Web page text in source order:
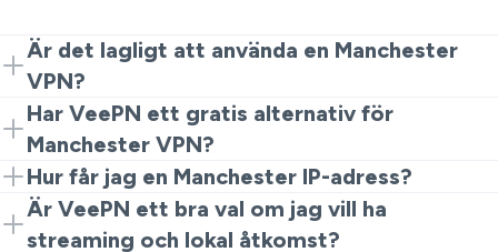
Är det lagligt att använda en Manchester
VPN?
Ja. Att använda en VPN för integritet och säkerhet är
lagligt på de flesta ställen, inklusive Manchester.
Använd den bara som vanligt och följ lokala regler.
Har VeePN ett gratis alternativ för
Manchester VPN?
Ja. Om du behöver ett gratis alternativ för Manchester
VPN är webbläsartillägget en enkel plats att börja. Det
fungerar bra för vardaglig surfning och snabb skydd.
Hur får jag en Manchester IP-adress?
Installera VeePN, öppna appen eller tillägget och
anslut till en Manchester-server. När du är ansluten
Är VeePN ett bra val om jag vill ha
streaming och lokal åtkomst?